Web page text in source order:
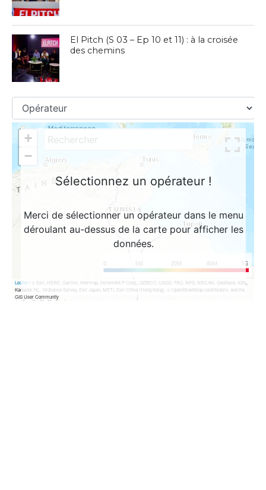
El Pitch (S 03 – Ep 10 et 11) : à la croisée
des chemins